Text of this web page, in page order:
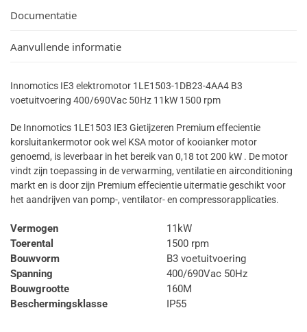
Documentatie
Aanvullende informatie
Innomotics IE3 elektromotor 1LE1503-1DB23-4AA4 B3
voetuitvoering 400/690Vac 50Hz 11kW 1500 rpm
De Innomotics 1LE1503 IE3 Gietijzeren Premium effecientie
korsluitankermotor ook wel KSA motor of kooianker motor
genoemd, is leverbaar in het bereik van 0,18 tot 200 kW . De motor
vindt zijn toepassing in de verwarming, ventilatie en airconditioning
markt en is door zijn Premium effecientie uitermatie geschikt voor
het aandrijven van pomp-, ventilator- en compressorapplicaties.
Vermogen
11kW
Toerental
1500 rpm
Bouwvorm
B3 voetuitvoering
Spanning
400/690Vac 50Hz
Bouwgrootte
160M
Beschermingsklasse
IP55